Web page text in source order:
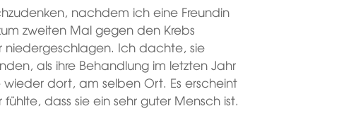
nachdem ich eine Freundin
zweiten Mal gegen den Krebs
Ich dachte, sie
als ihre Behandlung im letzten Jahr
dort, am selben Ort. Es erscheint
dass sie ein sehr guter Mensch ist.